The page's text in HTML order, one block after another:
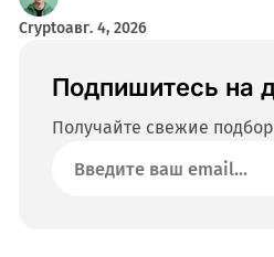
Cryptoавг. 4, 2026
Подпишитесь на
Получайте свежие